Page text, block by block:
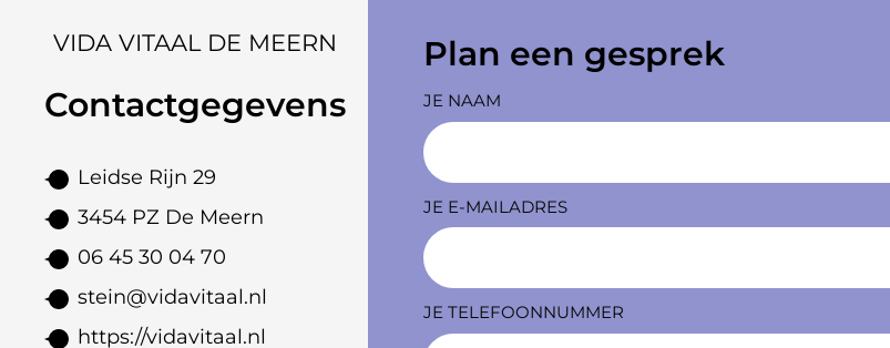
VIDA VITAAL DE MEERN
Contactgegevens
Leidse Rijn 29
3454 PZ De Meern
06 45 30 04 70
stein@vidavitaal.nl
https://vidavitaal.nl
Plan een gesprek
JE NAAM
JE E-MAILADRES
JE TELEFOONNUMMER